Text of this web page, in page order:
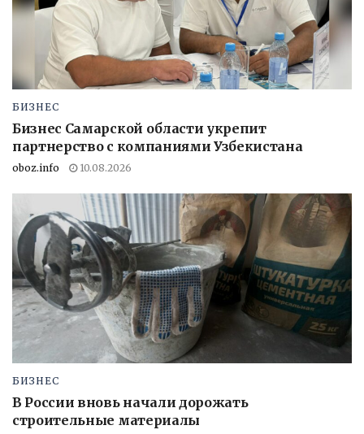
БИЗНЕС
Бизнес Самарской области укрепит
партнерство с компаниями Узбекистана
oboz.info 10.08.2026
БИЗНЕС
В России вновь начали дорожать
строительные материалы